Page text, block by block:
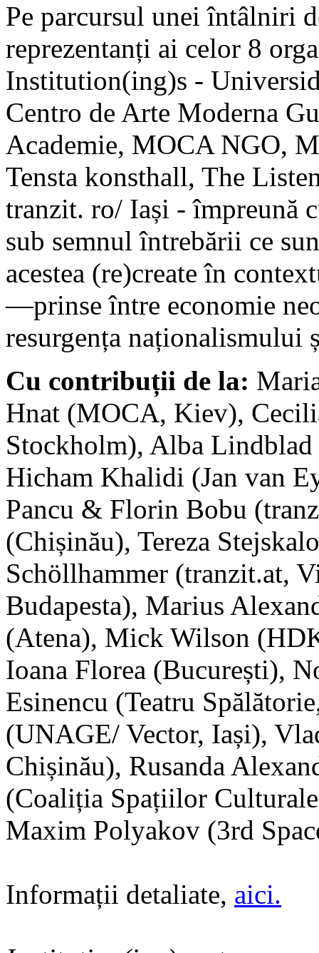
Pe parcursul unei întâlniri
reprezentanți ai celor 8
Institution(ing)s -
Centro de Arte Moderna
Academie, MOCA NGO,
Tensta konsthall, The
tranzit. ro/ Iași - împreună
sub semnul întrebării ce
acestea (re)create în
—prinse între economie
resurgența naționalismului
Cu contribuții de la:
Hnat (MOCA, Kiev),
Stockholm), Alba
Hicham Khalidi (Jan van
Pancu & Florin Bobu
(Chișinău), Tereza
Schöllhammer (tranzit.at,
Budapesta), Marius
(Atena), Mick Wilson
Ioana Florea (București),
Esinencu (Teatru
(UNAGE/ Vector, Iași),
Chișinău), Rusanda
(Coaliția Spațiilor
Maxim Polyakov (3rd
Informații detaliate, aici.